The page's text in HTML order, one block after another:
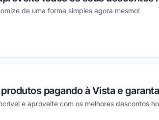
de uma forma simples agora mesmo!
pagando à Vista e
e aproveite com os melhores descontos